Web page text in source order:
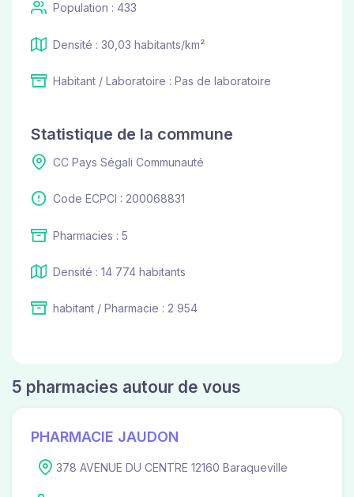
Population : 433
Densité : 30,03 habitants/km²
Habitant / Laboratoire : Pas de laboratoire
Statistique de la commune
CC Pays Ségali Communauté
Code ECPCI : 200068831
Pharmacies : 5
Densité : 14 774 habitants
habitant / Pharmacie : 2 954
5 pharmacies autour de vous
PHARMACIE JAUDON
378 AVENUE DU CENTRE 12160 Baraqueville